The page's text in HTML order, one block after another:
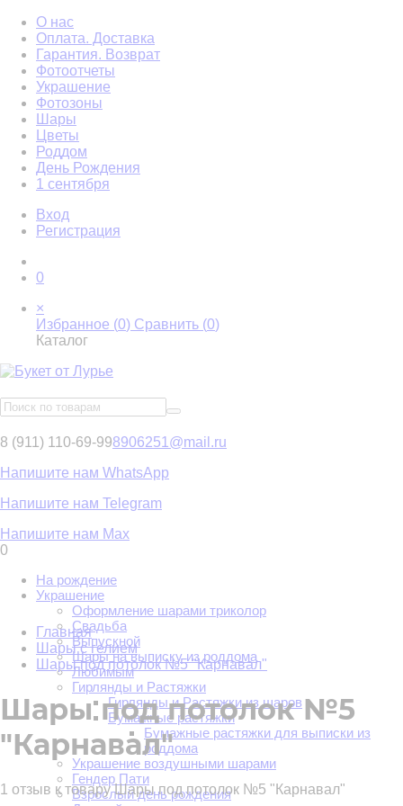
О нас
Оплата. Доставка
Гарантия. Возврат
Фотоотчеты
Украшение
Фотозоны
Шары
Цветы
Роддом
День Рождения
1 сентября
Вход
Регистрация
0
×
Избранное (0) Сравнить (0)
Каталог
8 (911) 110-69-998906251@mail.ru
Напишите нам WhatsApp
Напишите нам Telegram
Напишите нам Max
0
На рождение
Украшение
Оформление шарами триколор
Свадьба
Выпускной
Шары на выписку из роддома
Любимым
Гирлянды и Растяжки
Гирлянды и Растяжки из шаров
Бумажные растяжки
Бумажные растяжки для выписки из
роддома
Украшение воздушными шарами
Гендер Пати
Взрослый день рождения
Главная
Шары с гелием
Шары под потолок №5 "Карнавал"
Шары под потолок №5
"Карнавал"
1 отзыв к товару Шары под потолок №5 "Карнавал"